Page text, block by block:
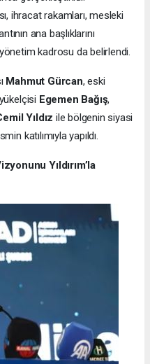
ihracat rakamları, mesleki
ana başlıklarını
kadrosu da belirlendi.
Mahmut Gürcan, eski
Egemen Bağış,
Yıldız ile bölgenin siyasi
katılımıyla yapıldı.
Yıldırım’la